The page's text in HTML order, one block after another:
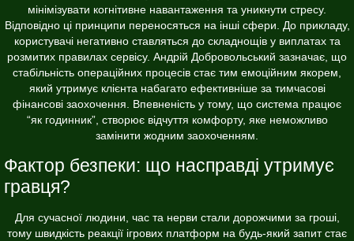
мінімізувати когнітивне навантаження та уникнути стресу.
Відповідно ці принципи переносяться на інші сфери. До прикладу,
користувачі негативно ставляться до складнощів у виплатах та
розмитих правилах сервісу. Андрій Добровольський зазначає, що
стабільність операційних процесів стає тим емоційним якорем,
який утримує клієнта набагато ефективніше за тимчасові
фінансові заохочення. Впевненість у тому, що система працює
“як годинник”, створює відчуття комфорту, яке неможливо
замінити жодним заохоченням.
Фактор безпеки: що насправді утримує
гравця?
Для сучасної людини, час та нерви стали дорожчими за гроші,
тому швидкість реакції ігрових платформ на будь-який запит стає